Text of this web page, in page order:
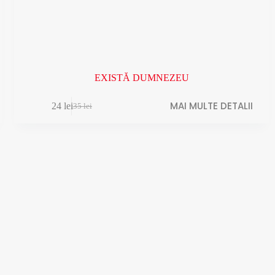
EXISTĂ DUMNEZEU
35lei
24 lei MAI MULTE DETALII